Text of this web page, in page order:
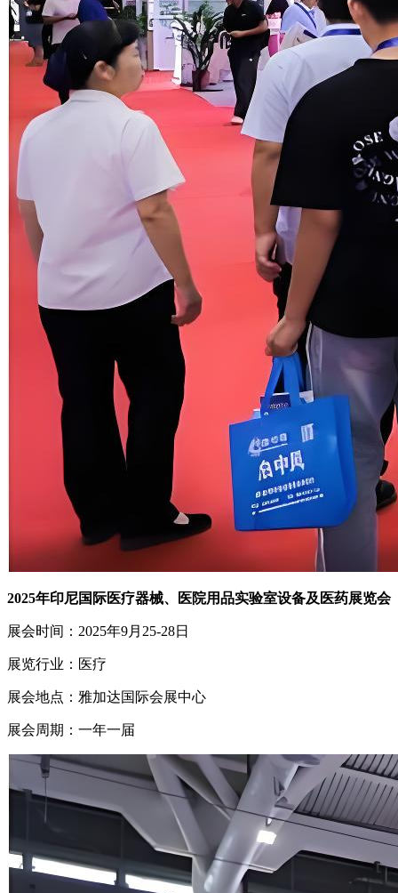
2025年印尼国际医疗器械、医院用品实验室设备及医药展览会
展会时间：2025年9月25-28日
展览行业：医疗
展会地点：雅加达国际会展中心
展会周期：一年一届